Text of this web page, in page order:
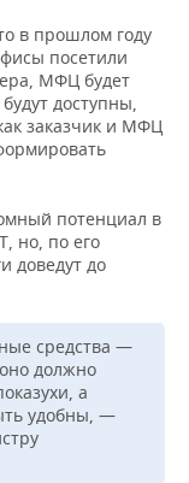
в прошлом году
посетили
МФЦ будет
доступны,
заказчик и МФЦ
потенциал в
но, по его
доведут до
средства —
должно
а
удобны, —